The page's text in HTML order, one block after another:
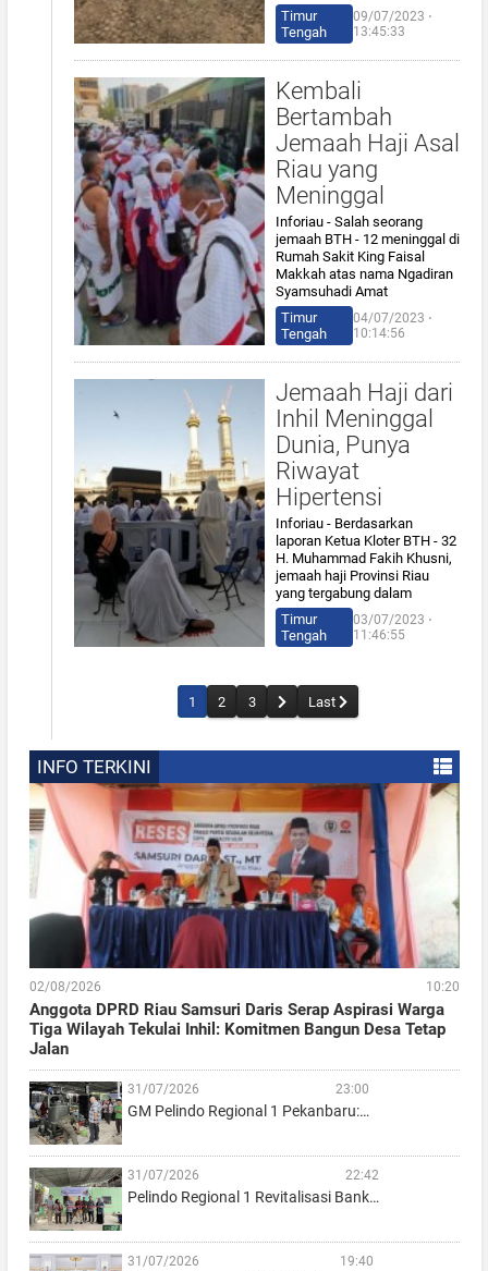
Timur
Tengah
09/07/2023 ⋅
13:45:33
Kembali
Bertambah
Jemaah Haji Asal
Riau yang
Meninggal
Inforiau - Salah seorang
jemaah BTH - 12 meninggal di
Rumah Sakit King Faisal
Makkah atas nama Ngadiran
Syamsuhadi Amat
Timur
Tengah
04/07/2023 ⋅
10:14:56
Jemaah Haji dari
Inhil Meninggal
Dunia, Punya
Riwayat
Hipertensi
Inforiau - Berdasarkan
laporan Ketua Kloter BTH - 32
H. Muhammad Fakih Khusni,
jemaah haji Provinsi Riau
yang tergabung dalam
Timur
Tengah
03/07/2023 ⋅
11:46:55
1 2 3 Last
INFO TERKINI
02/08/2026 10:20
Anggota DPRD Riau Samsuri Daris Serap Aspirasi Warga
Tiga Wilayah Tekulai Inhil: Komitmen Bangun Desa Tetap
Jalan
31/07/2026 23:00
GM Pelindo Regional 1 Pekanbaru:…
31/07/2026 22:42
Pelindo Regional 1 Revitalisasi Bank…
31/07/2026 19:40